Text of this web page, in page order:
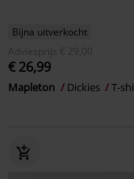
Bijna uitverkocht
Adviesprijs
€ 29,00
€ 26,99
Mapleton Dickies T-